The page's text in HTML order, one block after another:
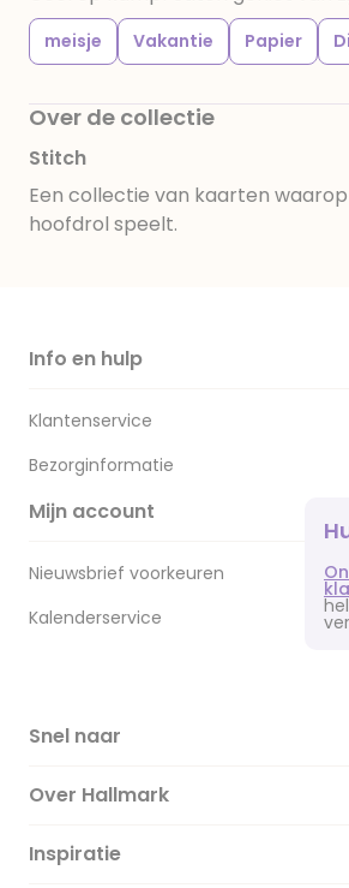
meisje Vakantie Papier
Over de collectie
Stitch
Een collectie van kaarten
hoofdrol speelt.
Info en hulp
Klantenservice
Bezorginformatie
Mijn account
Nieuwsbrief voorkeuren
Kalenderservice
Snel naar
Over Hallmark
Over ons
Inspiratie